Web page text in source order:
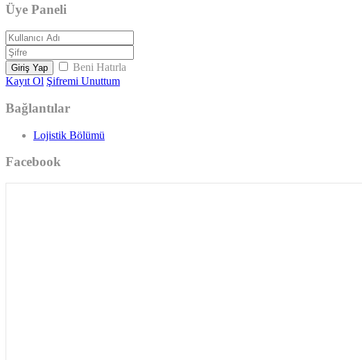
Üye Paneli
Giriş Yap
Beni Hatırla
Kayıt Ol Şifremi Unuttum
Bağlantılar
Lojistik Bölümü
Facebook